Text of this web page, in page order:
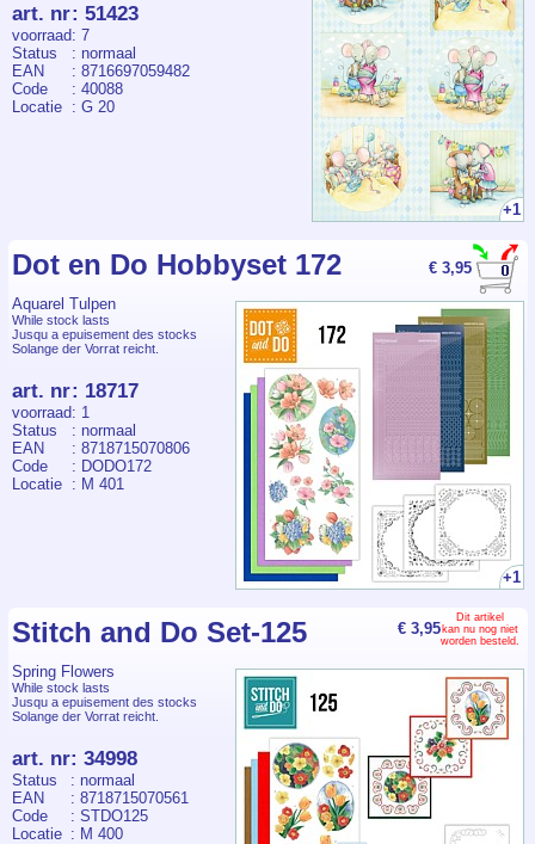
+1
art. nr: 51423
voorraad: 7
Status
: normaal
EAN
: 8716697059482
Code
: 40088
Locatie : G 20
€ 3,95
Dot en Do Hobbyset 172
Aquarel Tulpen
+1
While stock lasts
Jusqu a epuisement des stocks
Solange der Vorrat reicht.
art. nr: 18717
voorraad: 1
Status
: normaal
EAN
: 8718715070806
Code
: DODO172
Locatie : M 401
€ 3,95
Dit artikel
kan nu nog niet
worden besteld.
Stitch and Do Set-125
Spring Flowers
While stock lasts
Jusqu a epuisement des stocks
Solange der Vorrat reicht.
art. nr: 34998
Status
: normaal
EAN
: 8718715070561
Code
: STDO125
Locatie : M 400